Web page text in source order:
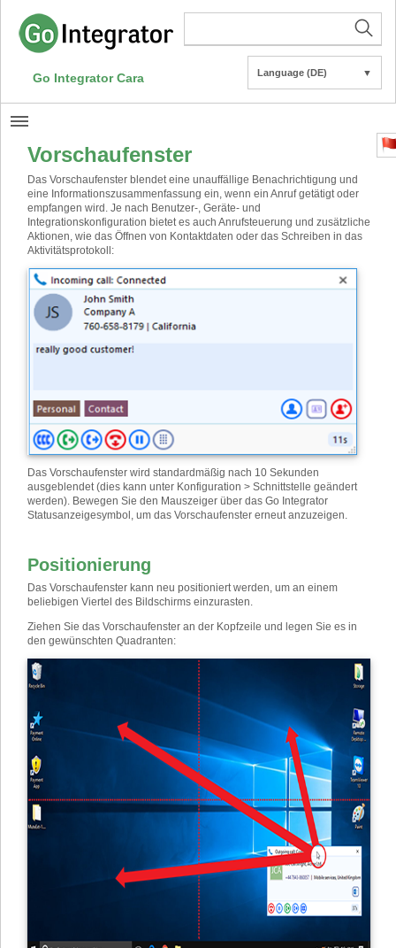
Go Integrator Cara Language (DE) ▼
Vorschaufenster
Das Vorschaufenster blendet eine unauffällige Benachrichtigung und
eine Informationszusammenfassung ein, wenn ein Anruf getätigt oder
empfangen wird. Je nach Benutzer-, Geräte- und
Integrationskonfiguration bietet es auch Anrufsteuerung und zusätzliche
Aktionen, wie das Öffnen von Kontaktdaten oder das Schreiben in das
Aktivitätsprotokoll:
Das Vorschaufenster wird standardmäßig nach 10 Sekunden
ausgeblendet (dies kann unter Konfiguration > Schnittstelle geändert
werden). Bewegen Sie den Mauszeiger über das Go Integrator
Statusanzeigesymbol, um das Vorschaufenster erneut anzuzeigen.
Positionierung
Das Vorschaufenster kann neu positioniert werden, um an einem
beliebigen Viertel des Bildschirms einzurasten.
Ziehen Sie das Vorschaufenster an der Kopfzeile und legen Sie es in
den gewünschten Quadranten: